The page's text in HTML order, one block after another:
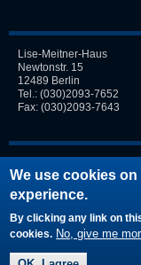
We use cookies
experience.
By clicking any link on
cookies. No, give me
Lise-Meitner-Haus
Newtonstr. 15
12489 Berlin
Tel.: (030)2093-7652
Fax: (030)2093-7643
Request new password